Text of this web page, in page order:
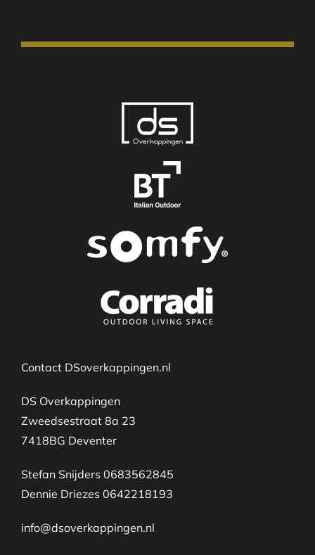
Contact DSoverkappingen.nl
DS Overkappingen
Zweedsestraat 8a 23
7418BG Deventer
Stefan Snijders 0683562845
Dennie Driezes 0642218193
info@dsoverkappingen.nl